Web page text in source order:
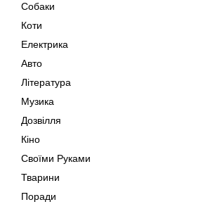
Собаки
Коти
Електрика
Авто
Література
Музика
Дозвілля
Кіно
Своїми Руками
Тварини
Поради